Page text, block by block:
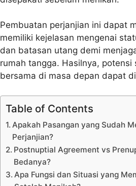
Pembuatan perjanjian ini dapat
memiliki kejelasan mengenai
dan batasan utang demi
rumah tangga. Hasilnya,
bersama di masa depan dapat
Table of Contents
Apakah Pasangan yang Sudah
Perjanjian?
Postnuptial Agreement vs
Bedanya?
Apa Fungsi dan Situasi yang